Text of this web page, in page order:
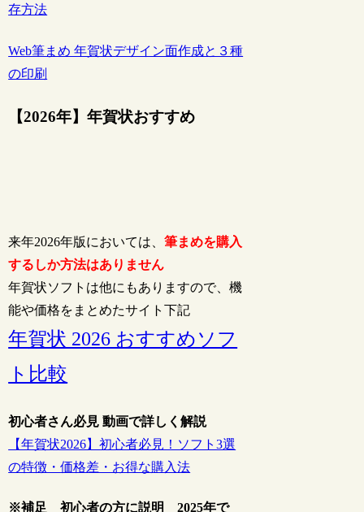
存方法
Web筆まめ 年賀状デザイン面作成と３種
の印刷
【2026年】年賀状おすすめ
来年2026年版においては、筆まめを購入
するしか方法はありません
年賀状ソフトは他にもありますので、機
能や価格をまとめたサイト下記
年賀状 2026 おすすめソフ
ト比較
初心者さん必見 動画で詳しく解説
【年賀状2026】初心者必見！ソフト3選
の特徴・価格差・お得な購入法
※補足 初心者の方に説明 2025年で